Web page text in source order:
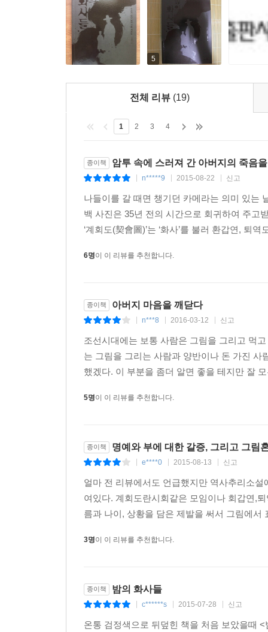
5
전체 리뷰 (19)
1 2 3 4
종이책 암투 속에 스러져 간 아버지의 죽음
n*****9 2015-08-22 신고
나들이를 갈 때면 챙기던 카메라는 의미 있는
백 사진은 35년 전의 시간으로 회귀하여 주고
‘계회도(契會圖)’는 ‘화사’를 불러 환갑연, 퇴
6명이 이 리뷰를 추천합니다.
종이책 아버지 마음을 깨닫다
n***8 2016-03-12 신고
조선시대에는 보통 사람은 그림을 그리고 먹
는 그림을 그리는 사람과 양반이나 돈 가진
했겠다. 이 부분을 좀더 알면 좋을 테지만 잘
5명이 이 리뷰를 추천합니다.
종이책 명예와 부에 대한 갈증, 그리고 그림
e****0 2015-08-13 신고
얼마 전 리뷰에서도 언급했지만 역사추리소
여있다. 계회도란시회같은 모임이나 회갑연,
름과 나이, 상황을 담은 제발을 써서 그림에
3명이 이 리뷰를 추천합니다.
종이책 밤의 화사들
c******s 2015-07-28 신고
온통 검정색으로 뒤덮힌 책을 처음 보았을때